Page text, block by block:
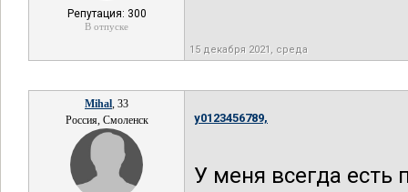
Репутация: 300
В отпуске
15 декабря 2021, среда
Mihal, 33
Россия, Смоленск
y0123456789,
У меня всегда есть